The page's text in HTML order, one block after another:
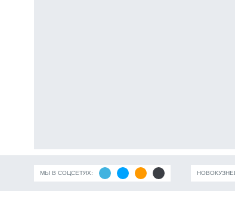
МЫ В СОЦСЕТЯХ: